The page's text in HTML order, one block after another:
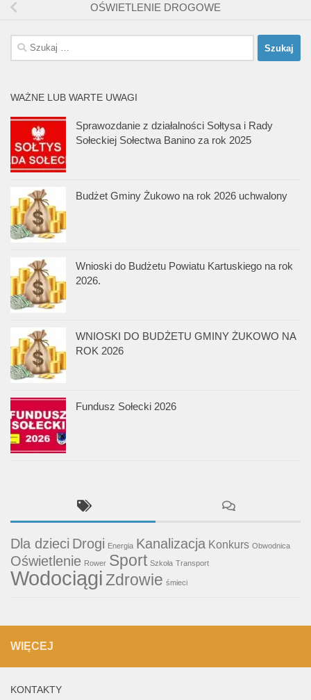
OŚWIETLENIE DROGOWE
Szukaj:
WAŻNE LUB WARTE UWAGI
Sprawozdanie z działalności Sołtysa i Rady
Sołeckiej Sołectwa Banino za rok 2025
Budżet Gminy Żukowo na rok 2026 uchwalony
Wnioski do Budżetu Powiatu Kartuskiego na rok
2026.
WNIOSKI DO BUDŻETU GMINY ŻUKOWO NA
ROK 2026
Fundusz Sołecki 2026
Dla dzieci Drogi Energia Kanalizacja Konkurs Obwodnica
Oświetlenie Rower Sport Szkoła Transport
WodociągiZdrowie śmieci
WIĘCEJ
KONTAKTY